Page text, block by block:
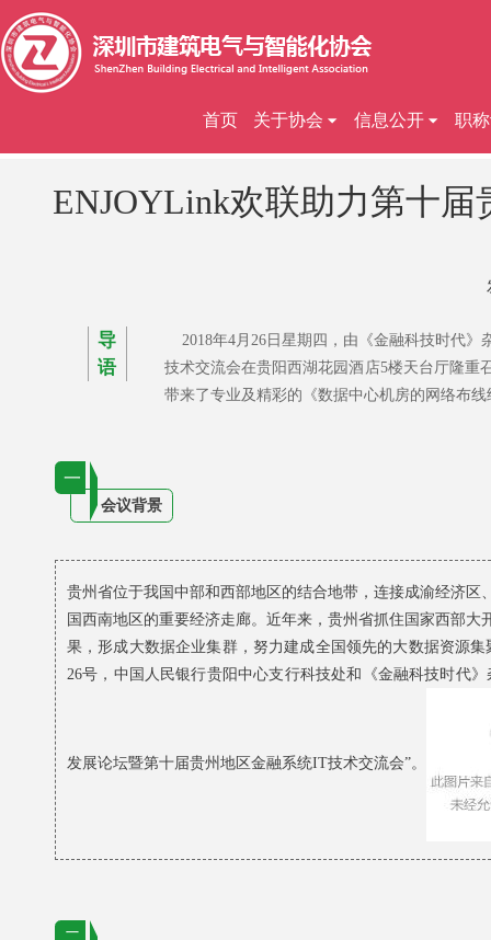
首页 关于协会 信息公开 职
ENJOYLink欢联助力第十
导
语
2018年4月26日星期四，由《金融科技时代》
技术交流会在贵阳西湖花园酒店5楼天台厅隆重
带来了专业及精彩的《数据中心机房的网络布
一
会议背景
贵州省位于我国中部和西部地区的结合地带，连接成渝经济区
国西南地区的重要经济走廊。近年来，贵州省抓住国家西部
果，形成大数据企业集群，努力建成全国领先的大数据资源
26号， 中国人民银行贵阳中心支行科技处和《金融科技时代
发展论坛暨第十届贵州地区金融系统IT技术交流会”。